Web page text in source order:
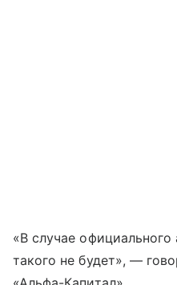
«В случае официального
такого не будет», —